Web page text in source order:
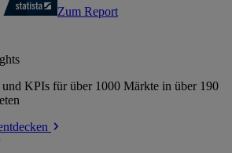
Zum Report
KPIs für über 1000 Märkte in über 190